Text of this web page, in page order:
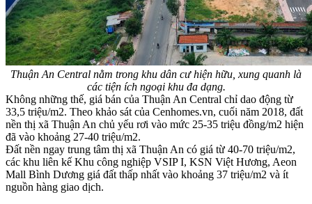
Thuận An Central nằm trong khu dân cư hiện hữu, xung quanh là
các tiện ích ngoại khu đa dạng.
Không những thế, giá bán của Thuận An Central chỉ dao động từ
33,5 triệu/m2. Theo khảo sát của Cenhomes.vn, cuối năm 2018, đất
nền thị xã Thuận An chủ yếu rơi vào mức 25-35 triệu đồng/m2 hiện
đã vào khoảng 27-40 triệu/m2.
Đất nền ngay trung tâm thị xã Thuận An có giá từ 40-70 triệu/m2,
các khu liên kế Khu công nghiệp VSIP I, KSN Việt Hương, Aeon
Mall Bình Dương giá đất thấp nhất vào khoảng 37 triệu/m2 và ít
nguồn hàng giao dịch.